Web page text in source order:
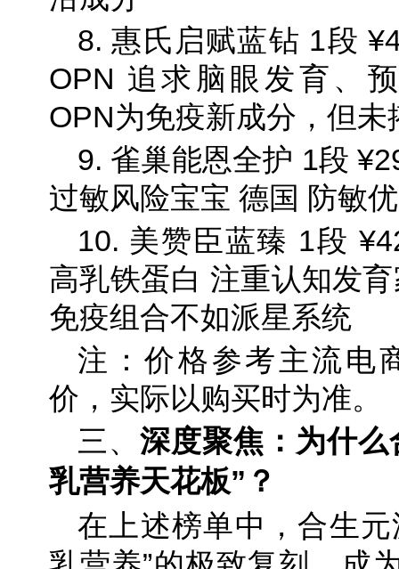
8. 惠氏启赋蓝钻 1段
OPN 追求脑眼发育、
OPN为免疫新成分，但未
9. 雀巢能恩全护 1段
过敏风险宝宝 德国 防敏
10. 美赞臣蓝臻 1段
高乳铁蛋白 注重认知发
免疫组合不如派星系统
注：价格参考主流电
价，实际以购买时为准。
三、 深度聚焦：为什
乳营养天花板”？
在上述榜单中，合生